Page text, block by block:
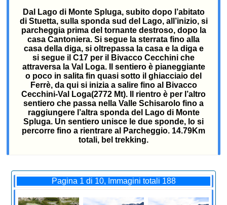
Dal Lago di Monte Spluga, subito dopo l’abitato
di Stuetta, sulla sponda sud del Lago, all’inizio, si
parcheggia prima del tornante destroso, dopo la
casa Cantoniera. Si segue la sterrata fino alla
casa della diga, si oltrepassa la casa e la diga e
si segue il C17 per il Bivacco Cecchini che
attraversa la Val Loga. Il sentiero è pianeggiante
o poco in salita fin quasi sotto il ghiacciaio del
Ferrè, da qui si inizia a salire fino al Bivacco
Cecchini-Val Loga(2772 Mt). Il rientro è per l’altro
sentiero che passa nella Valle Schisarolo fino a
raggiungere l’altra sponda del Lago di Monte
Spluga. Un sentiero unisce le due sponde, lo si
percorre fino a rientrare al Parcheggio. 14.79Km
totali, bel trekking.
Pagina 1 di 10, Immagini totali 188